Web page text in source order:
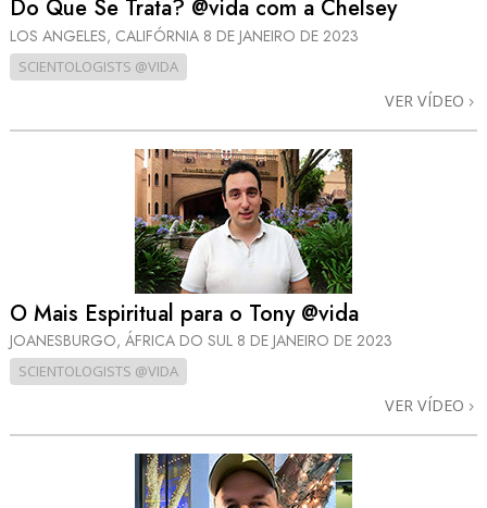
Do Que Se Trata? @vida com a Chelsey
LOS ANGELES, CALIFÓRNIA 8 DE JANEIRO DE 2023
SCIENTOLOGISTS @VIDA
VER VÍDEO
O Mais Espiritual para o Tony @vida
JOANESBURGO, ÁFRICA DO SUL 8 DE JANEIRO DE 2023
SCIENTOLOGISTS @VIDA
VER VÍDEO